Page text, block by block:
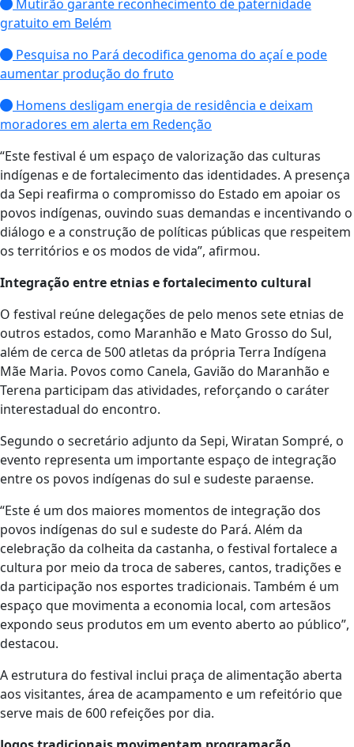
Mutirão garante reconhecimento de paternidade
gratuito em Belém
Pesquisa no Pará decodifica genoma do açaí e pode
aumentar produção do fruto
Homens desligam energia de residência e deixam
moradores em alerta em Redenção
“Este festival é um espaço de valorização das culturas
indígenas e de fortalecimento das identidades. A presença
da Sepi reafirma o compromisso do Estado em apoiar os
povos indígenas, ouvindo suas demandas e incentivando o
diálogo e a construção de políticas públicas que respeitem
os territórios e os modos de vida”, afirmou.
Integração entre etnias e fortalecimento cultural
O festival reúne delegações de pelo menos sete etnias de
outros estados, como Maranhão e Mato Grosso do Sul,
além de cerca de 500 atletas da própria Terra Indígena
Mãe Maria. Povos como Canela, Gavião do Maranhão e
Terena participam das atividades, reforçando o caráter
interestadual do encontro.
Segundo o secretário adjunto da Sepi, Wiratan Sompré, o
evento representa um importante espaço de integração
entre os povos indígenas do sul e sudeste paraense.
“Este é um dos maiores momentos de integração dos
povos indígenas do sul e sudeste do Pará. Além da
celebração da colheita da castanha, o festival fortalece a
cultura por meio da troca de saberes, cantos, tradições e
da participação nos esportes tradicionais. Também é um
espaço que movimenta a economia local, com artesãos
expondo seus produtos em um evento aberto ao público”,
destacou.
A estrutura do festival inclui praça de alimentação aberta
aos visitantes, área de acampamento e um refeitório que
serve mais de 600 refeições por dia.